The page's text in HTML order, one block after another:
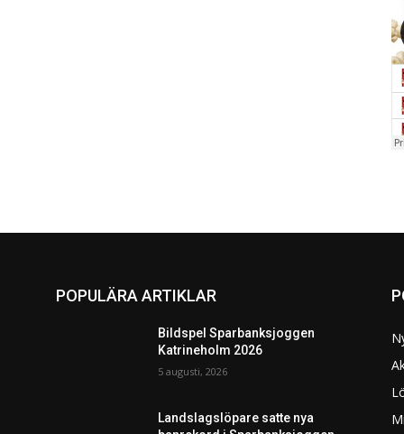
POPULÄRA ARTIKLAR
Bildspel Sparbanksjoggen
Katrineholm 2026
5 augusti, 2026
Landslagslöpare satte nya